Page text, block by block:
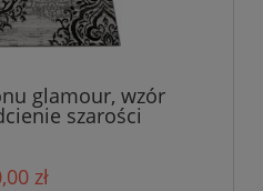
glamour, wzór
szarości
zł